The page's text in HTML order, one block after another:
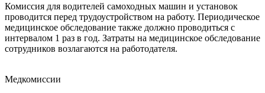
Комиссия для водителей самоходных машин и установок
проводится перед трудоустройством на работу. Периодическое
медицинское обследование также должно проводиться с
интервалом 1 раз в год. Затраты на медицинское обследование
сотрудников возлагаются на работодателя.
Медкомиссии